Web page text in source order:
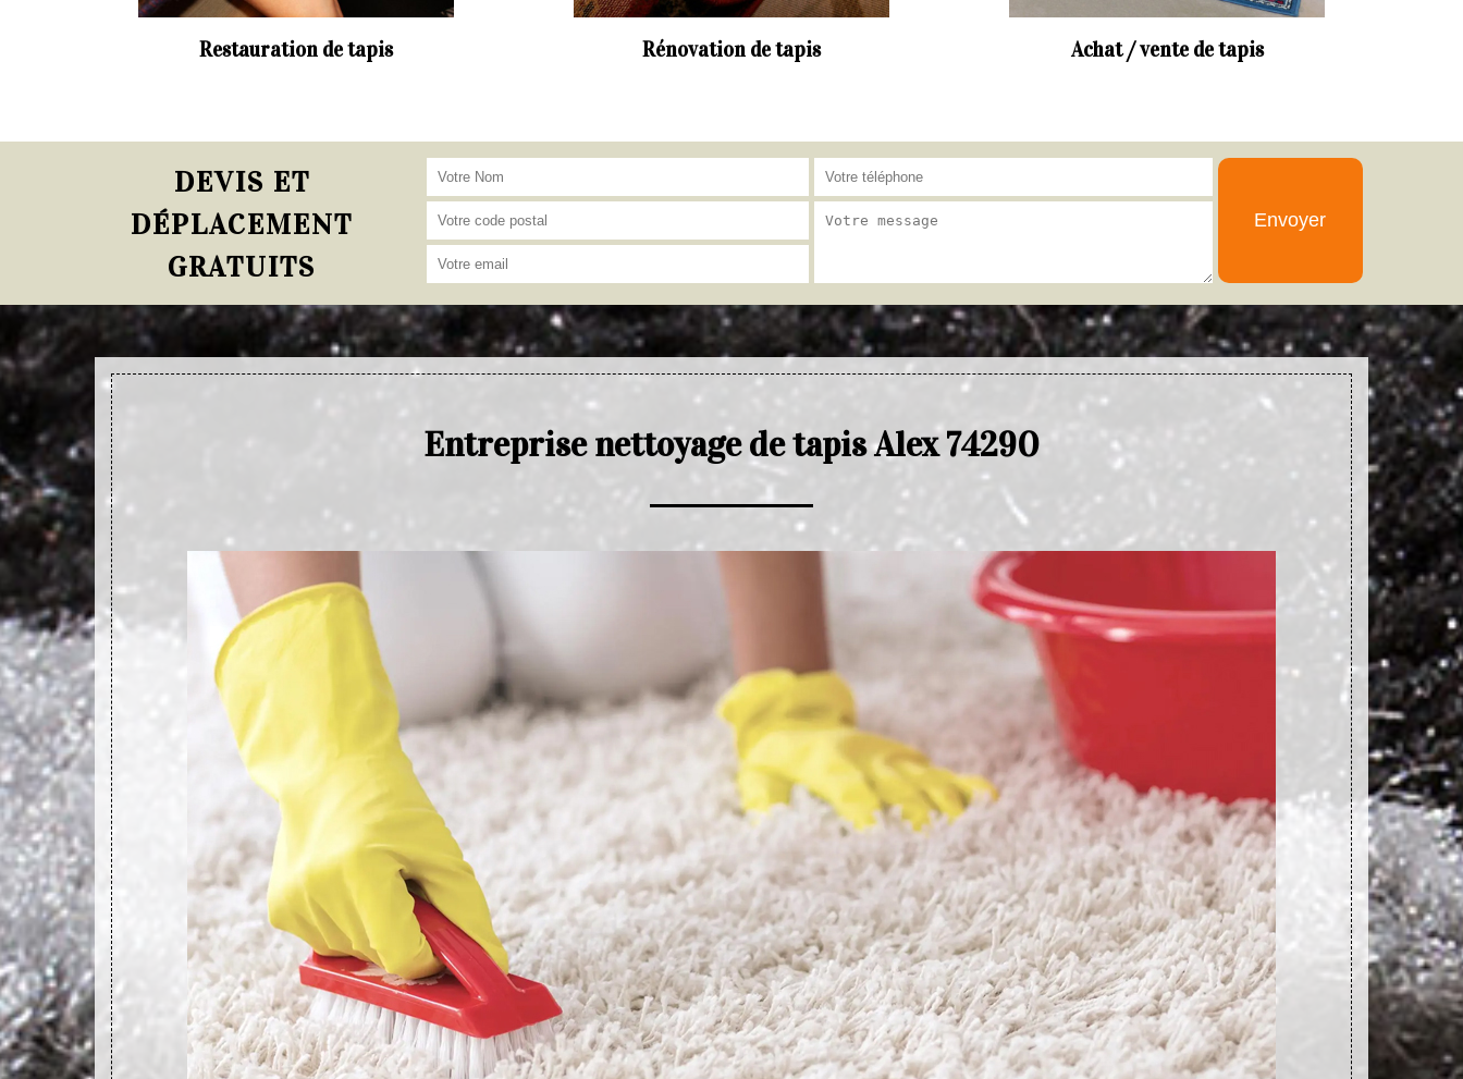
Restauration de tapis Rénovation de tapis Achat / vente de tapis
DEVIS ET
DÉPLACEMENT
GRATUITS
Entreprise nettoyage de tapis Alex 74290